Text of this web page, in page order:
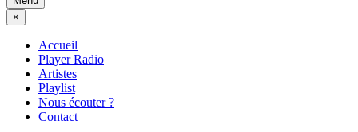
×
Accueil
Player Radio
Artistes
Playlist
Nous écouter ?
Contact